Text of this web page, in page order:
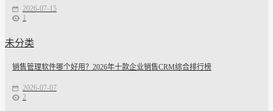
2026-07-15
1
未分类
销售管理软件哪个好用？2026年十款企业销售CRM综合排行榜
2026-07-07
2